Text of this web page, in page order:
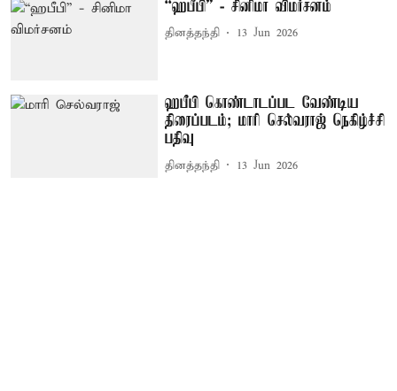
“ஹபீபி” - சினிமா விமர்சனம்
தினத்தந்தி 13 Jun 2026
ஹபீபி கொண்டாடப்பட வேண்டிய
திரைப்படம்; மாரி செல்வராஜ் நெகிழ்ச்சி
பதிவு
தினத்தந்தி 13 Jun 2026